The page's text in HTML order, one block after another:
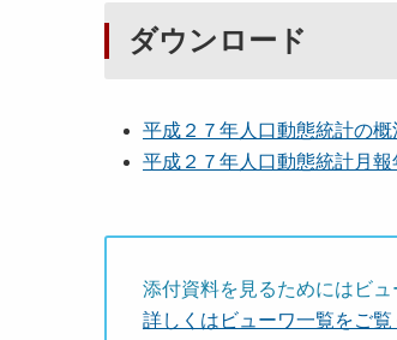
ダウンロード
平成２７年人口動態統計の概
平成２７年人口動態統計月
添付資料を見るためにはビュ
詳しくはビューワ一覧をご覧